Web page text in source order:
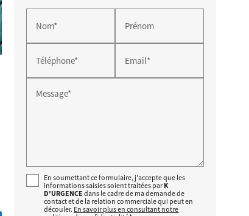
Nom* Prénom
Téléphone* Email*
Message*
En soumettant ce formulaire, j'accepte que les
informations saisies soient traitées parK
D'URGENCEdans le cadre de ma demande de
contact et de la relation commerciale qui peut en
découler. En savoir plus en consultant notre